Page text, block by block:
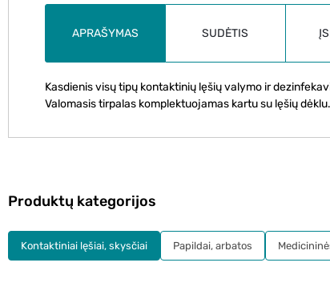
APRAŠYMAS SUDĖTIS
Kasdienis visų tipų kontaktinių lęšių valymo ir
Valomasis tirpalas komplektuojamas kartu su lęšių dėklu.
Produktų kategorijos
Kontaktiniai lęšiai, skysčiai Papildai, arbatos